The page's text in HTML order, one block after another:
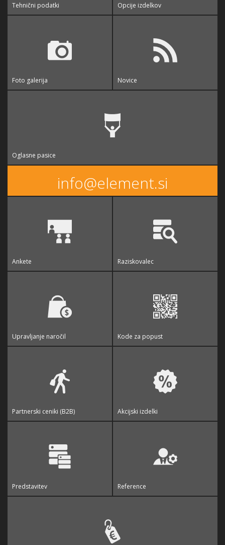
Tehnični podatki Opcije izdelkov
Foto galerija Novice
Oglasne pasice
info@element.si
Ankete Raziskovalec
Upravljanje naročil Kode za popust
Partnerski ceniki (B2B) Akcijski izdelki
Predstavitev Reference